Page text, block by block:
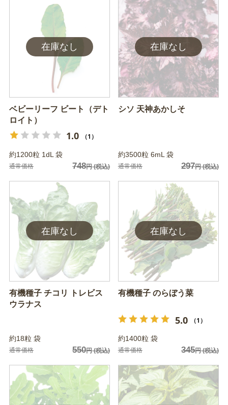
ベビーリーフ ビート（デト
ロイト）
1.0 （1）
約1200粒 1dL 袋
通常価格 748円(税込)
シソ 天神あかしそ
約3500粒 6mL 袋
通常価格 297円(税込)
有機種子 チコリ トレビス
ウラナス
約18粒 袋
通常価格 550円(税込)
有機種子 のらぼう菜
5.0 （1）
約1400粒 袋
通常価格 345円(税込)